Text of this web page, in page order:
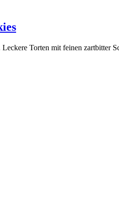
Torten mit feinen zartbitter